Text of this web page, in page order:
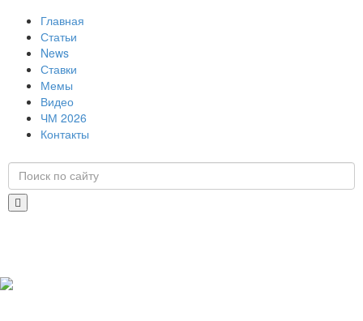
Главная
Статьи
News
Ставки
Мемы
Видео
ЧМ 2026
Контакты